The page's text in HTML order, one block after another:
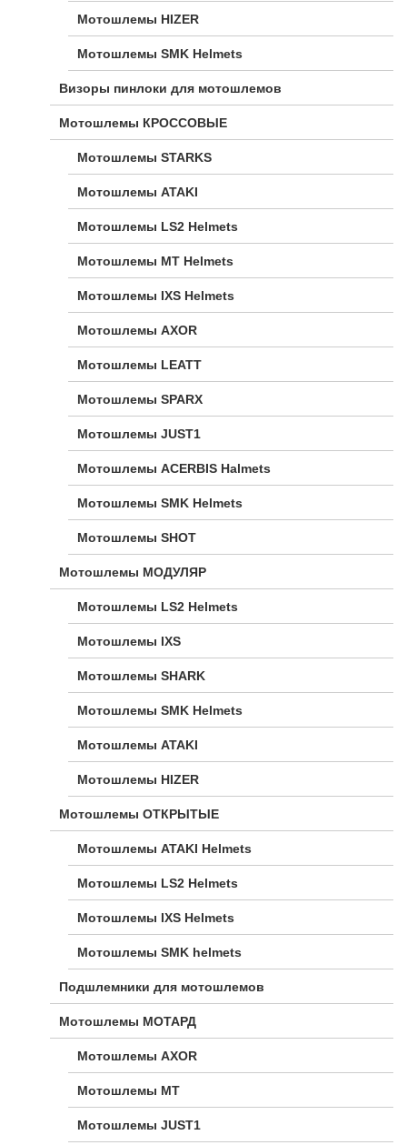
Мотошлемы HIZER
Мотошлемы SMK Helmets
Визоры пинлоки для мотошлемов
Мотошлемы КРОССОВЫЕ
Мотошлемы STARKS
Мотошлемы ATAKI
Мотошлемы LS2 Helmets
Мотошлемы MT Helmets
Мотошлемы IXS Helmets
Мотошлемы AXOR
Мотошлемы LEATT
Мотошлемы SPARX
Мотошлемы JUST1
Мотошлемы ACERBIS Halmets
Мотошлемы SMK Helmets
Мотошлемы SHOT
Мотошлемы МОДУЛЯР
Мотошлемы LS2 Helmets
Мотошлемы IXS
Мотошлемы SHARK
Мотошлемы SMK Helmets
Мотошлемы ATAKI
Мотошлемы HIZER
Мотошлемы ОТКРЫТЫЕ
Мотошлемы ATAKI Helmets
Мотошлемы LS2 Helmets
Мотошлемы IXS Helmets
Мотошлемы SMK helmets
Подшлемники для мотошлемов
Мотошлемы МОТАРД
Мотошлемы AXOR
Мотошлемы MT
Мотошлемы JUST1